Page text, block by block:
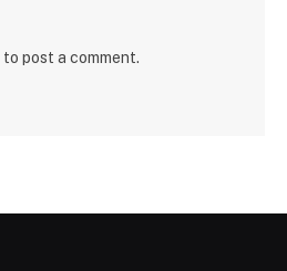
to post a comment.